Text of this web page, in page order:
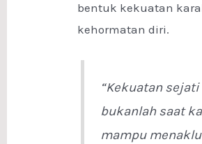
bentuk kekuatan
kehormatan diri.
“Kekuatan sejati
bukanlah saat
mampu